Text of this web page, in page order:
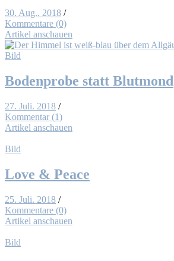
30. Aug.. 2018 /
Kommentare (0)
Artikel anschauen
Bild
Bo­den­pro­be statt Blut­mond
27. Juli. 2018 /
Kommentar (1)
Artikel anschauen
Bild
Love & Peace
25. Juli. 2018 /
Kommentare (0)
Artikel anschauen
Bild